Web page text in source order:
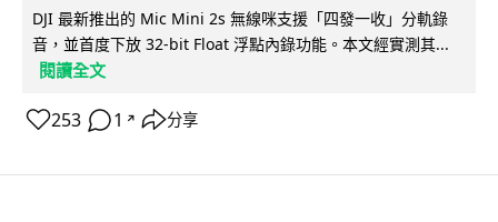
DJI 最新推出的 Mic Mini 2s 無線咪支援「四發一收」分軌錄
音，並首度下放 32-bit Float 浮點內錄功能。本文經實測其...
閱讀全文
253 1 ↗ 分享